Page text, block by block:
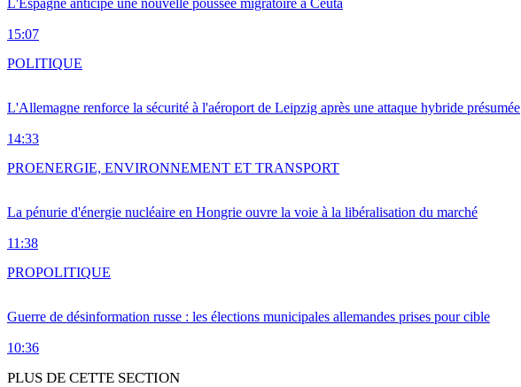
L'Espagne anticipe une nouvelle poussée migratoire à Ceuta
15:07
L'Allemagne renforce la sécurité à l'aéroport de Leipzig après une attaque hybride présumée
14:33
POLITIQUE
La pénurie d'énergie nucléaire en Hongrie ouvre la voie à la libéralisation du marché
11:38
PROENERGIE, ENVIRONNEMENT ET TRANSPORT
Guerre de désinformation russe : les élections municipales allemandes prises pour cible
10:36
PROPOLITIQUE
PLUS DE CETTE SECTION